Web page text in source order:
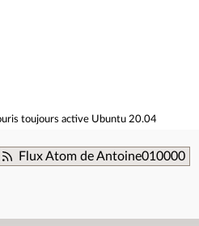
toujours active Ubuntu 20.04
Flux Atom de Antoine010000